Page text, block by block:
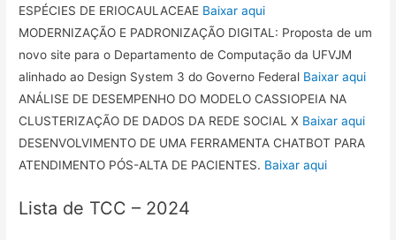
ESPÉCIES DE ERIOCAULACEAE Baixar aqui
MODERNIZAÇÃO E PADRONIZAÇÃO DIGITAL: Proposta de um
novo site para o Departamento de Computação da UFVJM
alinhado ao Design System 3 do Governo Federal Baixar aqui
ANÁLISE DE DESEMPENHO DO MODELO CASSIOPEIA NA
CLUSTERIZAÇÃO DE DADOS DA REDE SOCIAL X Baixar aqui
DESENVOLVIMENTO DE UMA FERRAMENTA CHATBOT PARA
ATENDIMENTO PÓS-ALTA DE PACIENTES. Baixar aqui
Lista de TCC – 2024